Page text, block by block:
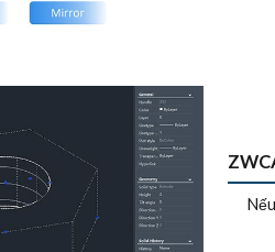
Nếu